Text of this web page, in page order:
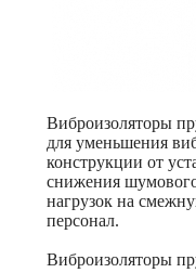
Виброизоляторы
для уменьшения
конструкции от
снижения
нагрузок на
персонал.
Виброизоляторы